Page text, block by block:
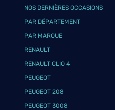
NOS DERNIÈRES OCCASIONS
PAR DÉPARTEMENT
PAR MARQUE
RENAULT
RENAULT CLIO 4
PEUGEOT
PEUGEOT 208
PEUGEOT 3008